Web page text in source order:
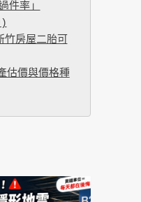
件率」
)
房屋二胎可
估價與價格種